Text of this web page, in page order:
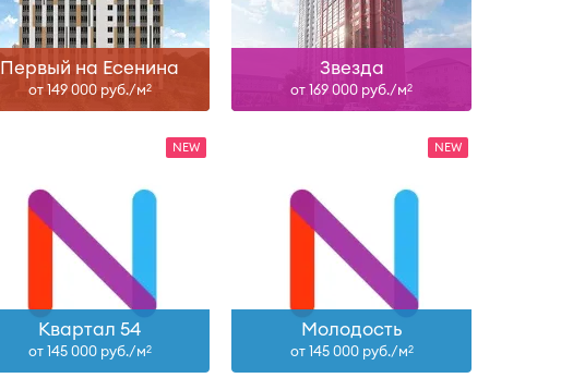
Первый на Есенина
от 149 000 руб./м2
Звезда
от 169 000 руб./м2
Квартал 54
от 145 000 руб./м2
Узнать больше
Молодость
от 145 000 руб./м2
Узнать больше